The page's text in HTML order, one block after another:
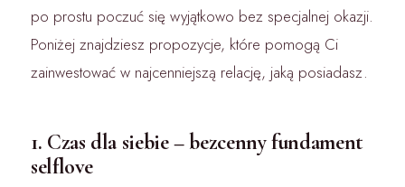
po prostu poczuć się wyjątkowo bez specjalnej okazji.
Poniżej znajdziesz propozycje, które pomogą Ci
zainwestować w najcenniejszą relację, jaką posiadasz.
1. Czas dla siebie – bezcenny fundament
selflove